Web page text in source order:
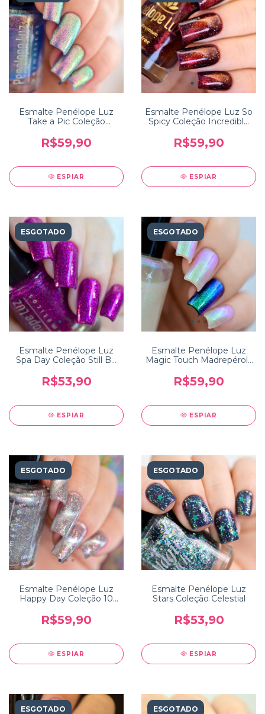
Esmalte Penélope Luz
Take a Pic Coleção
R$59,90
ESPIAR
Esmalte Penélope Luz So
Spicy Coleção Incredible
R$59,90
ESPIAR
ESGOTADO
Esmalte Penélope Luz
Spa Day Coleção Still Be
R$53,90
ESPIAR
ESGOTADO
Esmalte Penélope Luz
Magic Touch Madrepérola
R$59,90
ESPIAR
ESGOTADO
Esmalte Penélope Luz
Happy Day Coleção 10
R$59,90
ESPIAR
ESGOTADO
Esmalte Penélope Luz
Stars Coleção Celestial
R$53,90
ESPIAR
ESGOTADO ESGOTADO